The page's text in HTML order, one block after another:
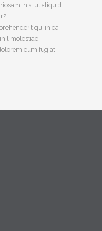
nisi ut aliquid
qui in ea
molestiae
eum fugiat